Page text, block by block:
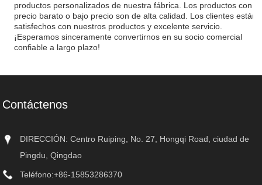
productos personalizados de nuestra fábrica. Los productos con
precio barato o bajo precio son de alta calidad. Los clientes están
satisfechos con nuestros productos y excelente servicio.
¡Esperamos sinceramente convertirnos en su socio comercial
confiable a largo plazo!
Contáctenos
DIRECCIÓN: Centro Ruiping, No. 27, Hongqi Road, ciudad de
Pingdu, Qingdao
Teléfono:+86-15853286370